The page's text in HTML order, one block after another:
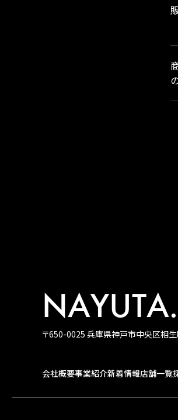
〒650-0025 兵庫県神戸市中央区相
会社概要事業紹介新着情報店舗一覧